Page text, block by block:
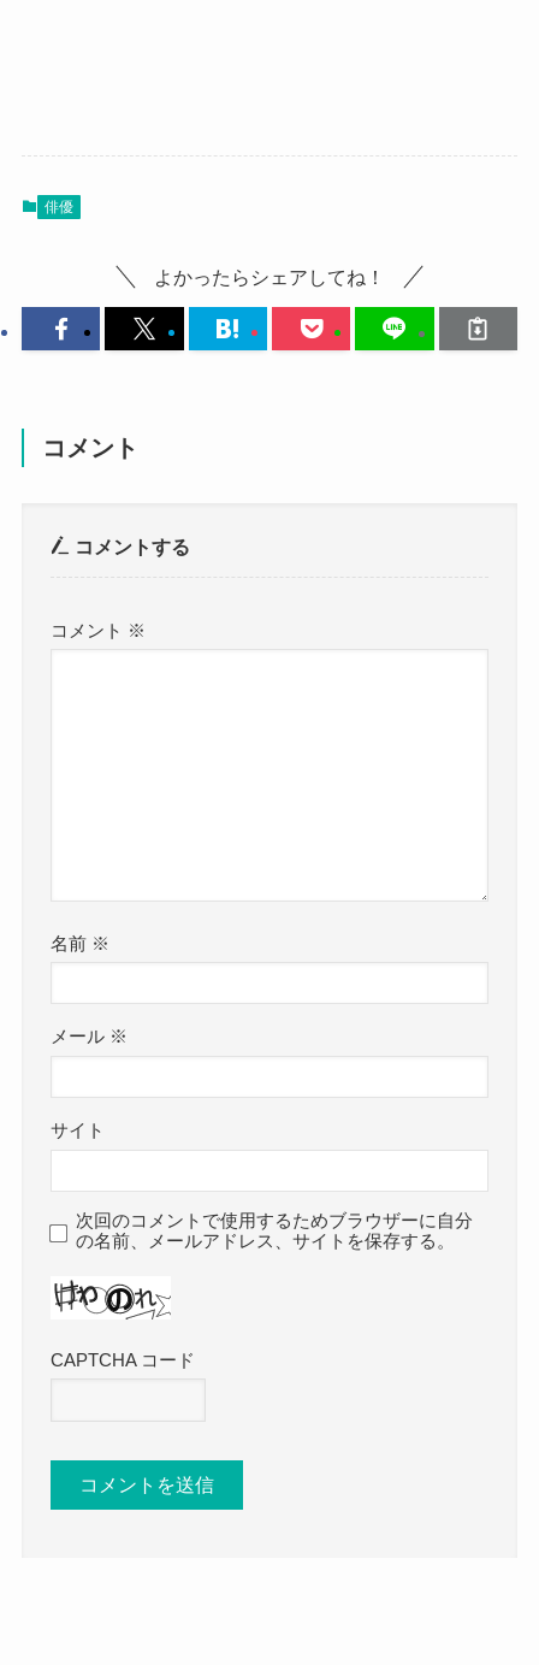
俳優
よかったらシェアしてね！
コメント
コメントする
コメント ※
名前 ※
メール ※
サイト
次回のコメントで使用するためブラウザーに自分
の名前、メールアドレス、サイトを保存する。
CAPTCHA コード